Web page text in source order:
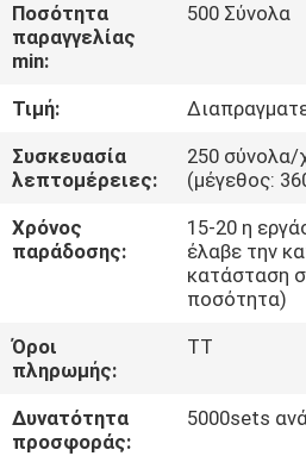
ΈΛΕΓΧΟΣ
ΠΟΙΌΤΗΤΑΣ
ΕΠΙΚΟΙΝΩΝΉΣΤΕ
ΜΑΖΊ
ΜΑΣ
ΜΙΑ
ΠΡΟΣΦΟΡΆ
Ποσότητα
παραγγελίας
min:
500 Σύνολα
Τιμή:
Συσκευασία
λεπτομέρειες:
250 σύνολα/
(μέγεθος:
Χρόνος
παράδοσης:
15-20 η
έλαβε την
κατάσταση
ποσότητα)
Όροι
πληρωμής:
TT
Δυνατότητα
προσφοράς:
5000sets